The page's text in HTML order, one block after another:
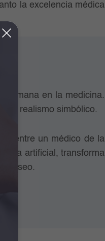
la excelencia médica
humana en la medicina.
de realismo simbólico.
entre un médico de la
artificial, transforma